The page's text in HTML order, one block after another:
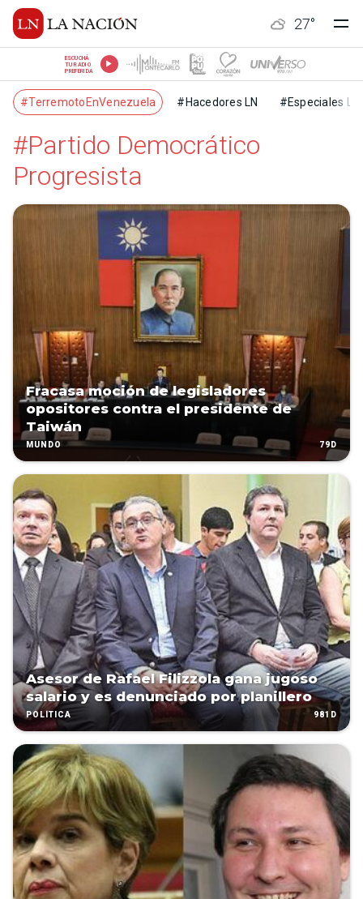
27°
ESCUCHÁ
TU RADIO
PREFERIDA
#TerremotoEnVenezuela #Hacedores LN #Especiales LN
#Partido Democrático
Progresista
Fracasa moción de legisladores
opositores contra el presidente de
Taiwán
MUNDO 79D
Asesor de Rafael Filizzola gana jugoso
salario y es denunciado por planillero
POLÍTICA 981D